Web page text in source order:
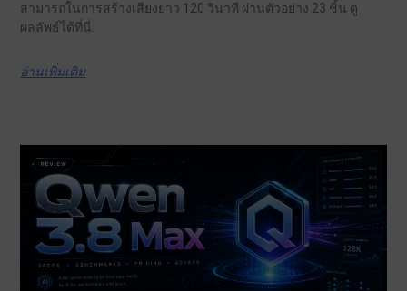
สามารถในการสร้างเสียงยาว 120 วินาที ผ่านตัวอย่าง 23 ชิ้น ดู
ผลลัพธ์ได้ที่นี่.
อ่านเพิ่มเติม